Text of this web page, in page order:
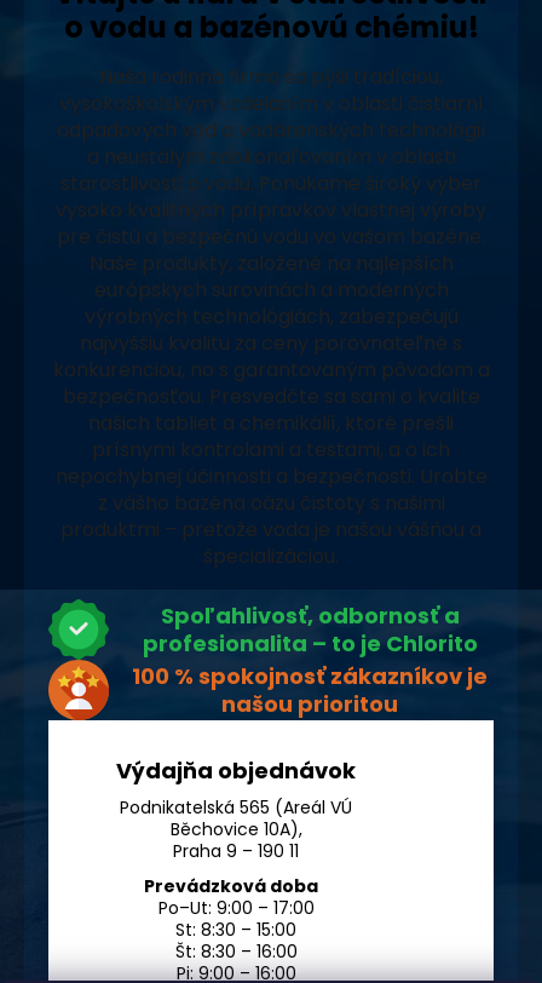
o vodu a bazénovú chémiu!
Naša rodinná firma sa pýši tradíciou,
vysokoškolským vzdelaním v oblasti čistiarní
odpadových vôd a vodárenských technológií
a neustálym zdokonaľovaním v oblasti
starostlivosti o vodu. Ponúkame široký výber
vysoko kvalitných prípravkov vlastnej výroby
pre čistú a bezpečnú vodu vo vašom bazéne.
Naše produkty, založené na najlepších
európskych surovinách a moderných
výrobných technológiách, zabezpečujú
najvyššiu kvalitu za ceny porovnateľné s
konkurenciou, no s garantovaným pôvodom a
bezpečnosťou. Presvedčte sa sami o kvalite
našich tabliet a chemikálií, ktoré prešli
prísnymi kontrolami a testami, a o ich
nepochybnej účinnosti a bezpečnosti. Urobte
z vášho bazéna oázu čistoty s našimi
produktmi – pretože voda je našou vášňou a
špecializáciou.
Spoľahlivosť, odbornosť a
profesionalita – to je Chlorito
100 % spokojnosť zákazníkov je
našou prioritou
Výdajňa objednávok
Podnikatelská 565 (Areál VÚ
Běchovice 10A),
Praha 9 – 190 11
Prevádzková doba
Po–Ut: 9:00 – 17:00
St: 8:30 – 15:00
Št: 8:30 – 16:00
Pi: 9:00 – 16:00